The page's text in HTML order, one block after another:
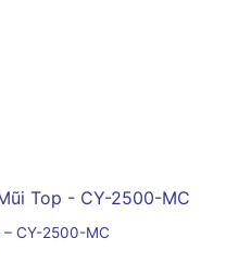
CY-2500-MC